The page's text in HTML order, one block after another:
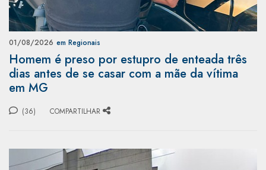
01/08/2026 em Regionais
Homem é preso por estupro de enteada três
dias antes de se casar com a mãe da vítima
em MG
(36) COMPARTILHAR